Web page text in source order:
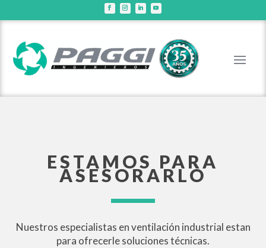
ESTAMOS PARA
ASESORARLO
Nuestros especialistas en ventilación industrial estan
para ofrecerle soluciones técnicas.